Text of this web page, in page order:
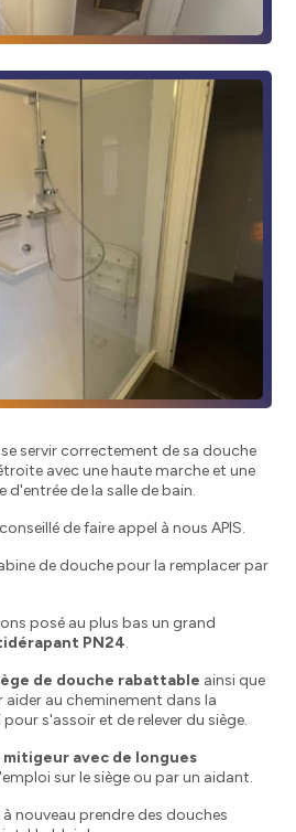
servir correctement de sa douche
avec une haute marche et une
de la salle de bain.
de faire appel à nous APIS.
de douche pour la remplacer par
posé au plus bas un grand
PN24.
de douche rabattable ainsi que
aider au cheminement dans la
s'assoir et de relever du siège.
mitigeur avec de longues
sur le siège ou par un aidant.
nouveau prendre des douches